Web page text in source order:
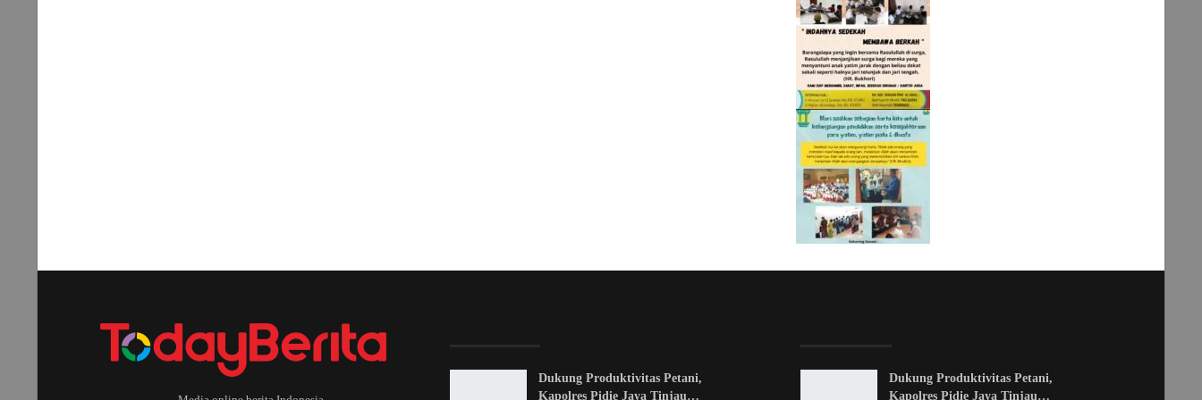
Dukung Produktivitas Petani,
Kapolres Pidie Jaya Tinjau…
Dukung Produktivitas Petani,
Kapolres Pidie Jaya Tinjau…